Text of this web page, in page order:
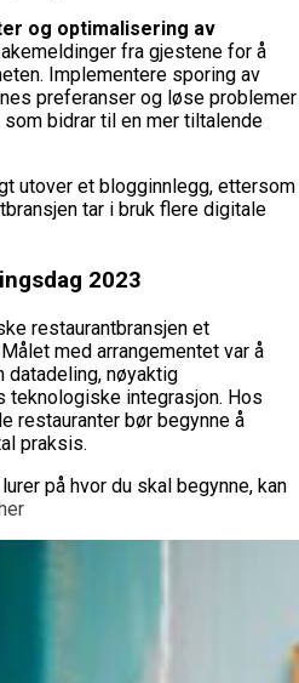
og optimalisering av
fra gjestene for å
Implementere sporing av
preferanser og løse problemer
bidrar til en mer tiltalende
utover et blogginnlegg, ettersom
tar i bruk flere digitale
2023
restaurantbransjen et
med arrangementet var å
nøyaktig
teknologiske integrasjon. Hos
restauranter bør begynne å
praksis.
på hvor du skal begynne, kan